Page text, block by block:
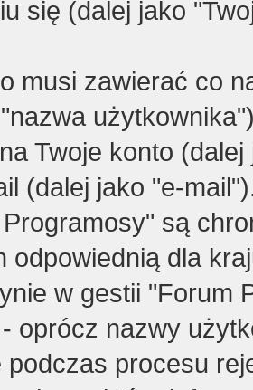
się (dalej jako
musi zawierać co
Twoje konto
(dalej jako "e-
są
odpowiednią dla
w gestii "Forum
oprócz nazwy
podczas procesu